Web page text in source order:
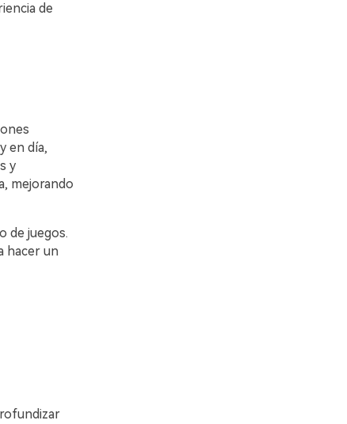
de
en día,
y
mejorando
de juegos.
hacer un